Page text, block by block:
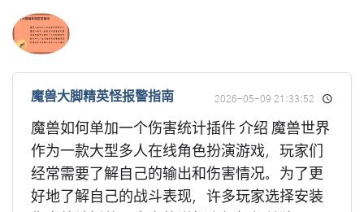
魔兽大脚精英怪报警指南 2026-05-09 21:33:52
魔兽如何单加一个伤害统计插件 介绍 魔兽世界
作为一款大型多人在线角色扮演游戏，玩家们
经常需要了解自己的输出和伤害情况。为了更
好地了解自己的战斗表现，许多玩家选择安装